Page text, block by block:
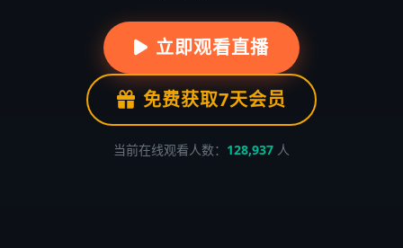
立即观看直播
免费获取7天会员
当前在线观看人数： 128,937 人